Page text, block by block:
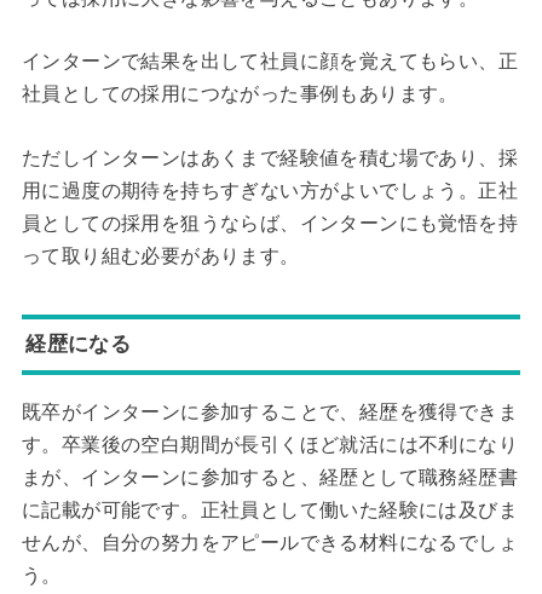
インターンで結果を出して社員に顔を覚えてもらい、正
社員としての採用につながった事例もあります。
ただしインターンはあくまで経験値を積む場であり、採
用に過度の期待を持ちすぎない方がよいでしょう。正社
員としての採用を狙うならば、インターンにも覚悟を持
って取り組む必要があります。
経歴になる
既卒がインターンに参加することで、経歴を獲得できま
す。卒業後の空白期間が長引くほど就活には不利になり
まが、インターンに参加すると、経歴として職務経歴書
に記載が可能です。正社員として働いた経験には及びま
せんが、自分の努力をアピールできる材料になるでしょ
う。